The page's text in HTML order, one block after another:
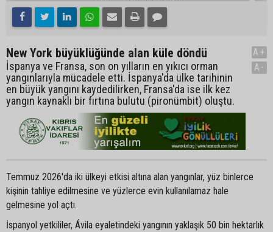
New York büyüklüğünde alan küle döndü
İspanya ve Fransa, son on yılların en yıkıcı orman
yangınlarıyla mücadele etti. İspanya'da ülke tarihinin
en büyük yangını kaydedilirken, Fransa'da ise ilk kez
yangın kaynaklı bir fırtına bulutu (pironümbit) oluştu.
A+
A-
Temmuz 2026'da iki ülkeyi etkisi altına alan yangınlar, yüz binlerce
kişinin tahliye edilmesine ve yüzlerce evin kullanılamaz hale
gelmesine yol açtı.
İspanyol yetkililer, Ávila eyaletindeki yangının yaklaşık 50 bin hektarlık